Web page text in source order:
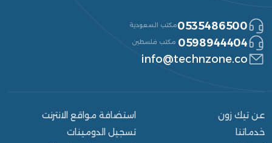
0535486500مكتب السعودية
0598944404 مكتب فلسطين
info@technzone.co
عن تيك زون
خدماتنا
استضافة مواقع الانترنت
تسجيل الدومينات